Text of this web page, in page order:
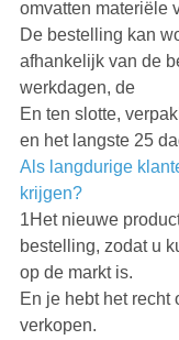
omvatten materiële
De bestelling kan
afhankelijk van de
werkdagen, de
En ten slotte,
en het langste 25
Als langdurige
krijgen?
1Het nieuwe
bestelling, zodat u
op de markt is.
En je hebt het recht
verkopen.